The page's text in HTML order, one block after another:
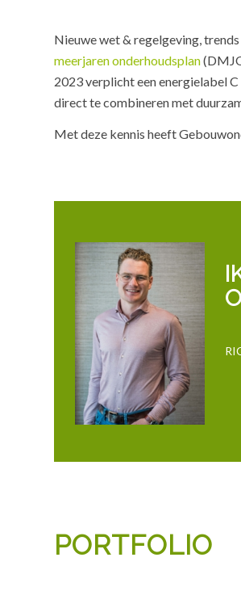
Nieuwe wet & regelgeving,
meerjaren onderhoudsplan
2023 verplicht een energielabel
direct te combineren met
Met deze kennis heeft
PORTFOLIO